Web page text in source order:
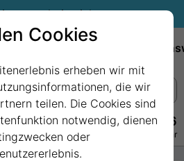
sichern.
+49 228 3875 7256
Persönlich · Kostenlos · Täglich 08–22 Uhr
Cookies
erheben wir mit
die wir
teilen. Die Cookies sind
notwendig, dienen
oder